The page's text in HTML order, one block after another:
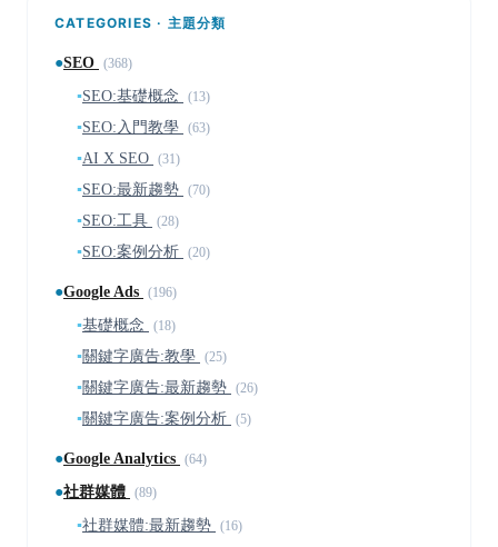
CATEGORIES · 主題分類
●SEO (368)
▪SEO:基礎概念 (13)
▪SEO:入門教學 (63)
▪AI X SEO (31)
▪SEO:最新趨勢 (70)
▪SEO:工具 (28)
▪SEO:案例分析 (20)
●Google Ads (196)
▪基礎概念 (18)
▪關鍵字廣告:教學 (25)
▪關鍵字廣告:最新趨勢 (26)
▪關鍵字廣告:案例分析 (5)
●Google Analytics (64)
●社群媒體 (89)
▪社群媒體:最新趨勢 (16)